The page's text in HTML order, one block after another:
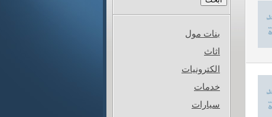
بنات مول
اثاث
الكترونيات
خدمات
سيارات